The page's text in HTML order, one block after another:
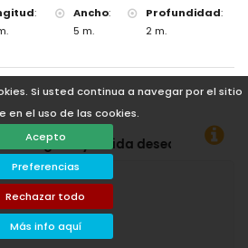
Si usted continua a navegar por el sitio
en el uso de las cookies.
Acepto
Preferencias
Rechazar todo
Más info aquí
:
Ancho:
5 m.
Profundidad:
2 m.